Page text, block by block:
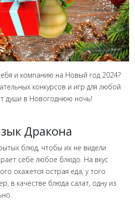
и компанию на Новый год 2024?
конкурсов и игр для любой
души в Новогоднюю ночь!
Дракона
блюд, чтобы их не видели
себе любое блюдо. На вкус
окажется острая еда, у того
в качестве блюда салат, одну из